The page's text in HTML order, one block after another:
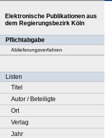
Elektronische Publikationen aus
dem Regierungsbezirk Köln
Pflichtabgabe
Ablieferungsverfahren
Listen
Titel
Autor / Beteiligte
Ort
Verlag
Jahr